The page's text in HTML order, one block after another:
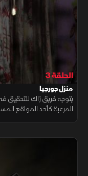
الحلقة 3
منزل جورجيا
يتوجه فريق زاك للتحقيق
المرعبة كأحد المواقع